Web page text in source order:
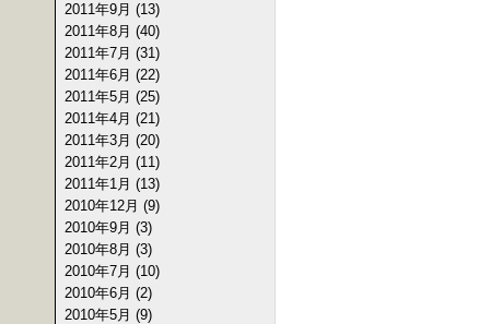
2011年9月 (13)
2011年8月 (40)
2011年7月 (31)
2011年6月 (22)
2011年5月 (25)
2011年4月 (21)
2011年3月 (20)
2011年2月 (11)
2011年1月 (13)
2010年12月 (9)
2010年9月 (3)
2010年8月 (3)
2010年7月 (10)
2010年6月 (2)
2010年5月 (9)